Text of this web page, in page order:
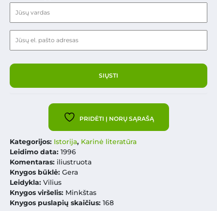
PRIDĖTI Į NORŲ SĄRAŠĄ
Kategorijos: Istorija, Karinė literatūra
Leidimo data: 1996
Komentaras: iliustruota
Knygos būklė: Gera
Leidykla: Vilius
Knygos viršelis: Minkštas
Knygos puslapių skaičius: 168